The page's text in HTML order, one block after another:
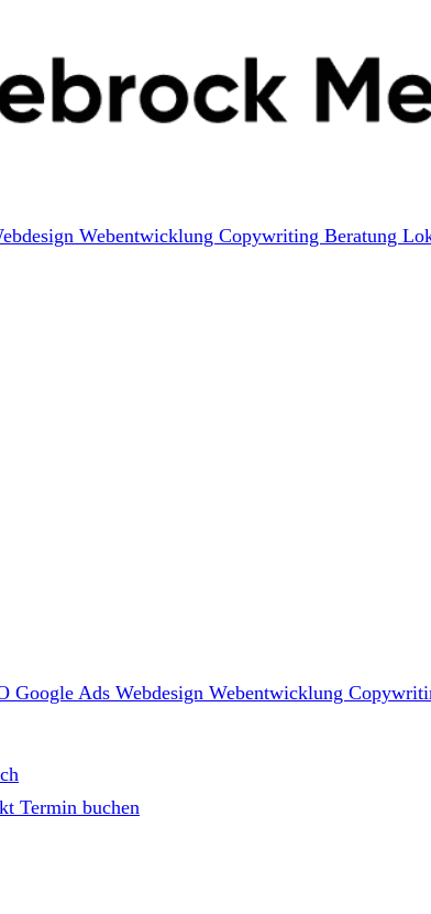
Webentwicklung Copywriting Beratung
Google Ads Webdesign Webentwicklung
Termin buchen